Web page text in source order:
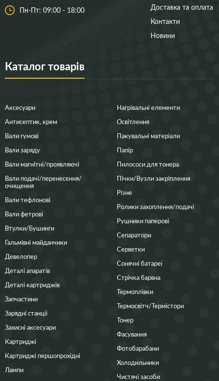
Пн-Пт: 09:00 - 18:00
Доставка та оплата
Контакти
Новини
Каталог товарів
Аксесуари
Антисептик, крем
Вали гумові
Вали заряду
Вали магнітні/проявляючі
Вали подачі/перенесення/
очищення
Вали тефлонові
Вали фетрові
Втулки/Бушинги
Гальмівні майданчики
Девелопер
Деталі апаратів
Деталі картриджів
Запчастини
Зарядні станції
Захисні аксесуари
Картриджі
Картриджі першопрохідні
Лампи
Нагрівальні елементи
Освітлення
Пакувальні матеріали
Папір
Пилососи для тонера
Пічки/Вузли закріплення
Різне
Ролики захоплення/подачі
Рушники паперові
Сепаратори
Серветки
Сонячні батареї
Стрічка барвна
Термоплівки
Термосвітч/Термістори
Тонер
Фасування
Фотобарабани
Холодильники
Чистячі засоби